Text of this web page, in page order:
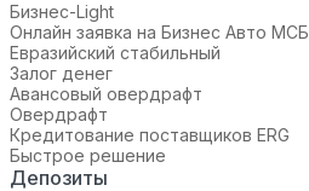
Бизнес-Light
Онлайн заявка на Бизнес Авто МСБ
Евразийский стабильный
Залог денег
Авансовый овердрафт
Овердрафт
Кредитование поставщиков ERG
Быстрое решение
Депозиты